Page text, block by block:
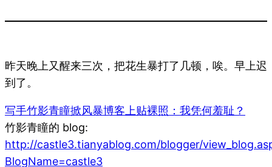
昨天晚上又醒来三次，把花生暴打了几顿，唉。早上迟
到了。
写手竹影青瞳掀风暴博客上贴裸照：我凭何羞耻？
竹影青瞳的 blog:
http://castle3.tianyablog.com/blogger/
BlogName=castle3